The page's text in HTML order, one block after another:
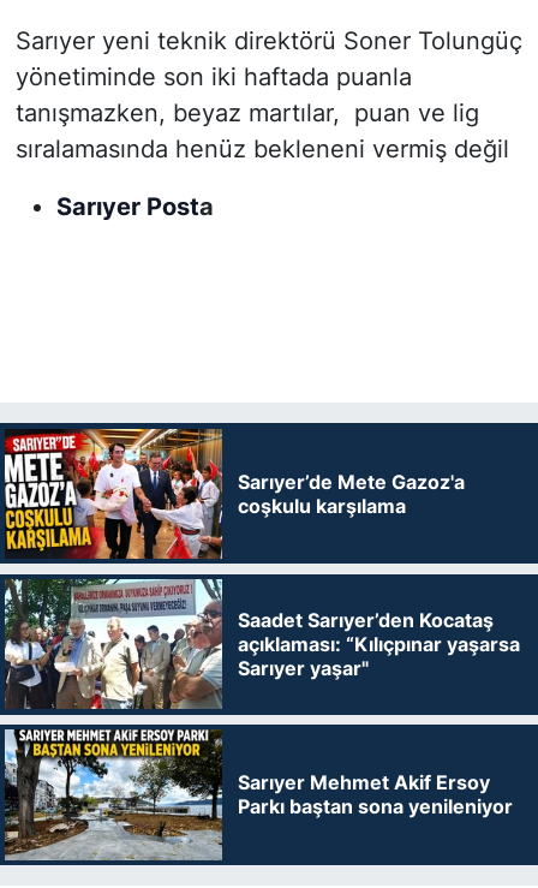
Sarıyer yeni teknik direktörü Soner Tolungüç
yönetiminde son iki haftada puanla
tanışmazken, beyaz martılar, puan ve lig
sıralamasında henüz bekleneni vermiş değil
Sarıyer Posta
Sarıyer’de Mete Gazoz'a
coşkulu karşılama
Saadet Sarıyer’den Kocataş
açıklaması: “Kılıçpınar yaşarsa
Sarıyer yaşar"
Sarıyer Mehmet Akif Ersoy
Parkı baştan sona yenileniyor